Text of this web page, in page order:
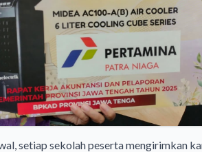
setiap sekolah peserta mengirimkan